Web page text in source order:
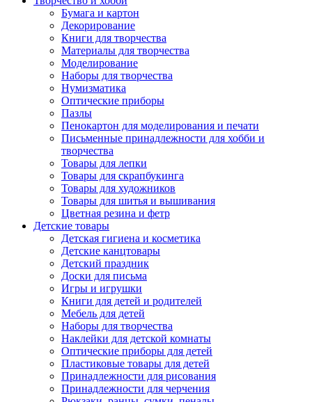
Бумага и картон
Декорирование
Книги для творчества
Материалы для творчества
Моделирование
Наборы для творчества
Нумизматика
Оптические приборы
Пазлы
Пенокартон для моделирования и печати
Письменные принадлежности для хобби и
творчества
Товары для лепки
Товары для скрапбукинга
Товары для художников
Товары для шитья и вышивания
Цветная резина и фетр
Детские товары
Детская гигиена и косметика
Детские канцтовары
Детский праздник
Доски для письма
Игры и игрушки
Книги для детей и родителей
Мебель для детей
Наборы для творчества
Наклейки для детской комнаты
Оптические приборы для детей
Пластиковые товары для детей
Принадлежности для рисования
Принадлежности для черчения